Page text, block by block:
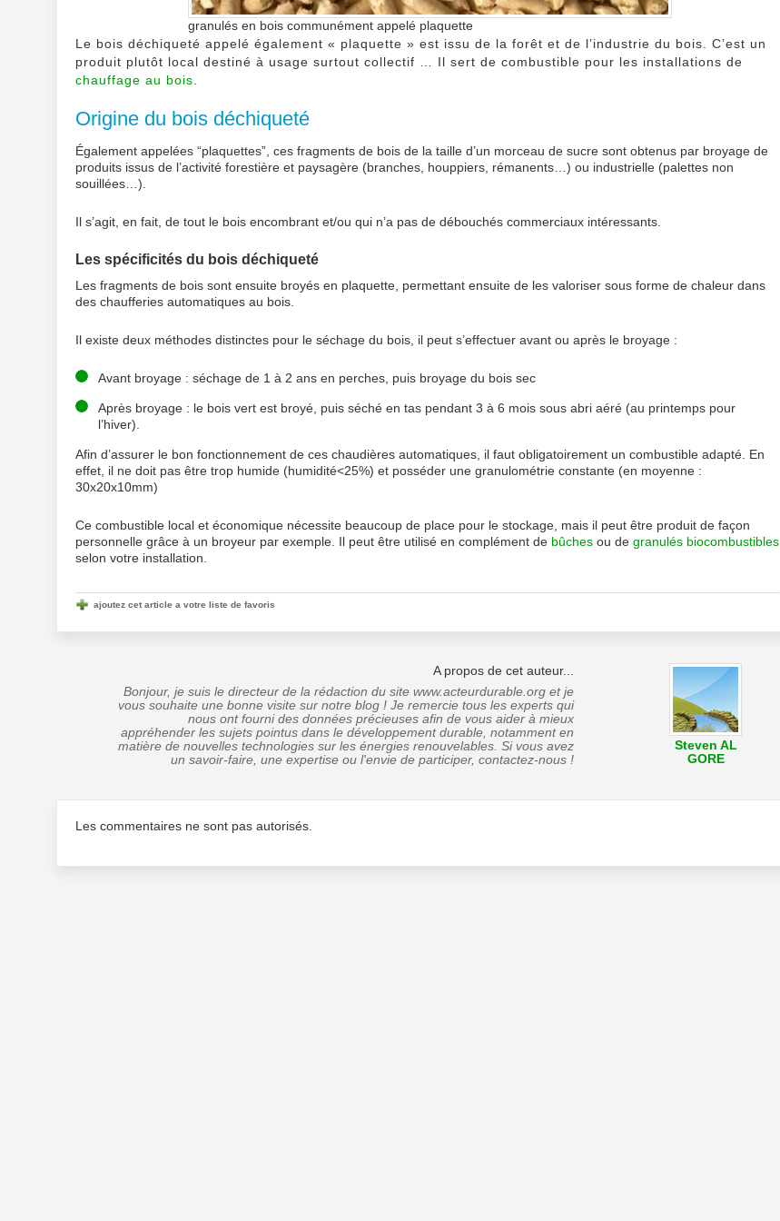
granulés en bois communément appelé plaquette
Le bois déchiqueté appelé également « plaquette » est issu de la forêt et de l’industrie du bois. C’est un
produit plutôt local destiné à usage surtout collectif … Il sert de combustible pour les installations de
chauffage au bois
Origine du bois déchiqueté
Également appelées “plaquettes”, ces fragments de bois de la taille d’un morceau de sucre sont obtenus par broyage de
produits issus de l’activité forestière et paysagère (branches, houppiers, rémanents…) ou industrielle (palettes non
souillées…).
Il s’agit, en fait, de tout le bois encombrant et/ou qui n’a pas de débouchés commerciaux intéressants.
Les spécificités du bois déchiqueté
Les fragments de bois sont ensuite broyés en plaquette, permettant ensuite de les valoriser sous forme de chaleur dans
des chaufferies automatiques au bois.
Il existe deux méthodes distinctes pour le séchage du bois, il peut s’effectuer avant ou après le broyage :
Avant broyage : séchage de 1 à 2 ans en perches, puis broyage du bois sec
Après broyage : le bois vert est broyé, puis séché en tas pendant 3 à 6 mois sous abri aéré (au printemps pour
l’hiver).
Afin d’assurer le bon fonctionnement de ces chaudières automatiques, il faut obligatoirement un combustible adapté. En
effet, il ne doit pas être trop humide (humidité<25%) et posséder une granulométrie constante (en moyenne :
30x20x10mm)
Ce combustible local et économique nécessite beaucoup de place pour le stockage, mais il peut être produit de façon
personnelle grâce à un broyeur par exemple. Il peut être utilisé en complément de bûches ou de granulés biocombustibles
selon votre installation.
ajoutez cet article a votre liste de favoris
Steven AL
GORE
A propos de cet auteur...
Bonjour, je suis le directeur de la rédaction du site www.acteurdurable.org et je
vous souhaite une bonne visite sur notre blog ! Je remercie tous les experts qui
nous ont fourni des données précieuses afin de vous aider à mieux
appréhender les sujets pointus dans le développement durable, notamment en
matière de nouvelles technologies sur les énergies renouvelables. Si vous avez
un savoir-faire, une expertise ou l'envie de participer, contactez-nous !
Les commentaires ne sont pas autorisés.